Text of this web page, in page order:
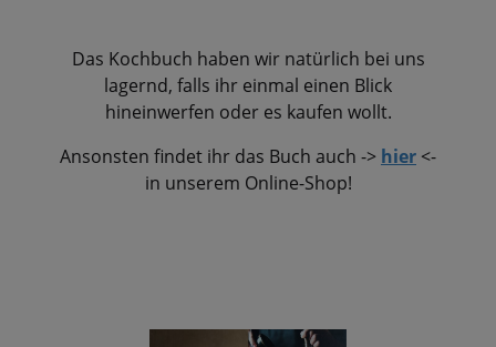
Das Kochbuch haben wir natürlich bei uns
lagernd, falls ihr einmal einen Blick
hineinwerfen oder es kaufen wollt.
Ansonsten findet ihr das Buch auch -> hier <-
in unserem Online-Shop!